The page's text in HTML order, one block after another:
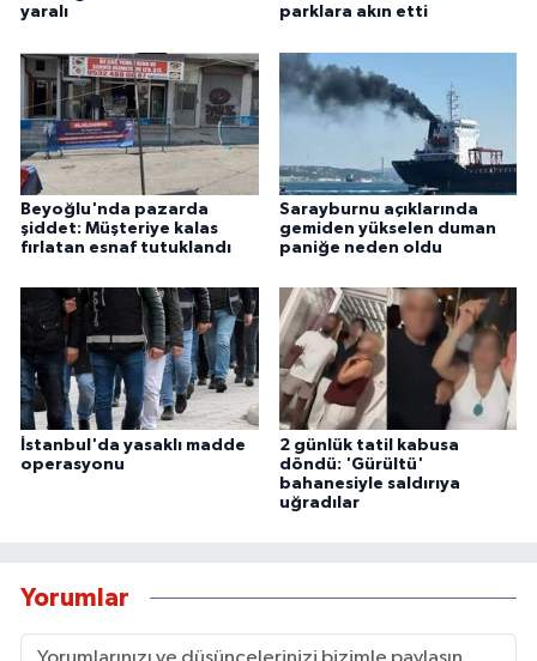
yaralı
parklara akın etti
Beyoğlu'nda pazarda
şiddet: Müşteriye kalas
fırlatan esnaf tutuklandı
Sarayburnu açıklarında
gemiden yükselen duman
paniğe neden oldu
İstanbul'da yasaklı madde
operasyonu
2 günlük tatil kabusa
döndü: 'Gürültü'
bahanesiyle saldırıya
uğradılar
Yorumlar